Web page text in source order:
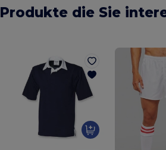
Produkte die Sie